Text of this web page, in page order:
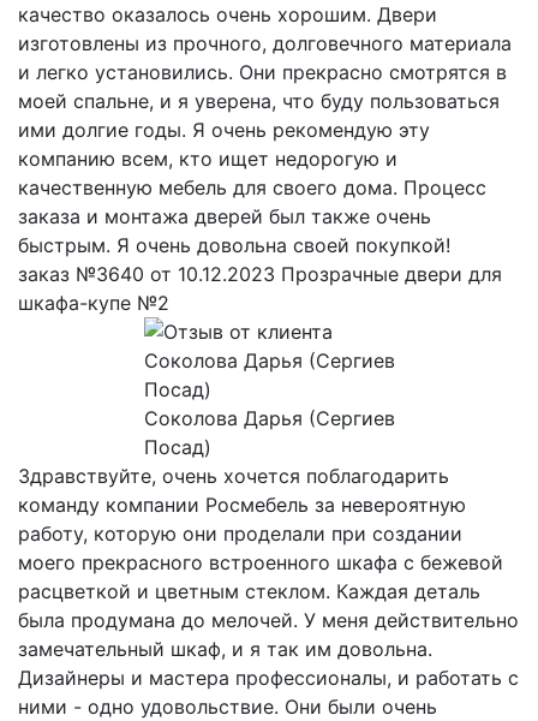
качество оказалось очень хорошим. Двери
изготовлены из прочного, долговечного материала
и легко установились. Они прекрасно смотрятся в
моей спальне, и я уверена, что буду пользоваться
ими долгие годы. Я очень рекомендую эту
компанию всем, кто ищет недорогую и
качественную мебель для своего дома. Процесс
заказа и монтажа дверей был также очень
быстрым. Я очень довольна своей покупкой!
заказ №3640 от 10.12.2023 Прозрачные двери для
шкафа-купе №2
Соколова Дарья (Сергиев
Посад)
Здравствуйте, очень хочется поблагодарить
команду компании Росмебель за невероятную
работу, которую они проделали при создании
моего прекрасного встроенного шкафа с бежевой
расцветкой и цветным стеклом. Каждая деталь
была продумана до мелочей. У меня действительно
замечательный шкаф, и я так им довольна.
Дизайнеры и мастера профессионалы, и работать с
ними - одно удовольствие. Они были очень